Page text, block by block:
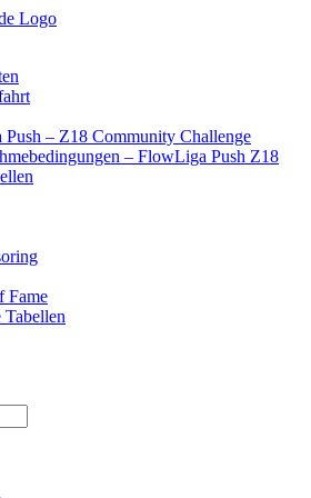
– Z18 Community Challenge
– FlowLiga Push Z18
Fame